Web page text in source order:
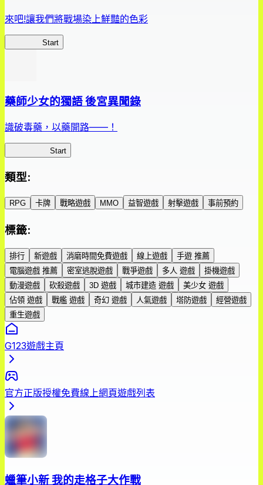
來吧!讓我們將戰場染上鮮豔的色彩
Start
藥師少女的獨語 後宮異聞錄
識破毒藥，以藥開路——！
Start
類型:
RPG 卡牌 戰略遊戲 MMO 益智遊戲 射擊遊戲 事前預約
標籤:
排行 新遊戲 消磨時間免費遊戲 線上遊戲
手遊 推薦
電腦遊戲 推薦
密室逃脫遊戲 戰爭遊戲 多人 遊戲
掛機遊戲
動漫遊戲
砍殺遊戲 3D 遊戲 城市建造 遊戲
美少女 遊戲
佔領 遊戲
戰艦 遊戲 奇幻 遊戲 人氣遊戲 塔防遊戲
經營遊戲
重生遊戲
G123遊戲主頁
官方正版授權免費線上網頁遊戲列表
蠟筆小新 我的走格子大作戰